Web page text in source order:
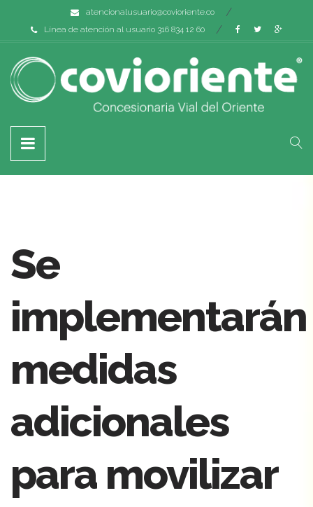
atencionalusuario@covioriente.co
Línea de atención al usuario 316 834 12 60
Se
implementarán
medidas
adicionales
para movilizar